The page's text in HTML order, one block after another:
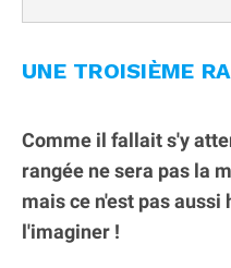
UNE TROISIÈME
Comme il fallait s'y
rangée ne sera pas la
mais ce n'est pas
l'imaginer !